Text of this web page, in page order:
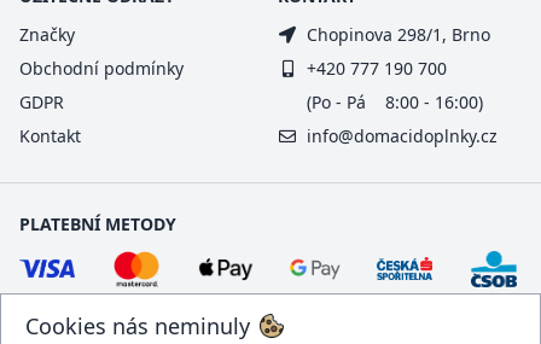
Cookies nás neminuly
Značky
Obchodní podmínky
GDPR
Kontakt
Chopinova 298/1, Brno
+420 777 190 700
(Po - Pá 8:00 - 16:00)
info@domacidoplnky.cz
PLATEBNÍ METODY